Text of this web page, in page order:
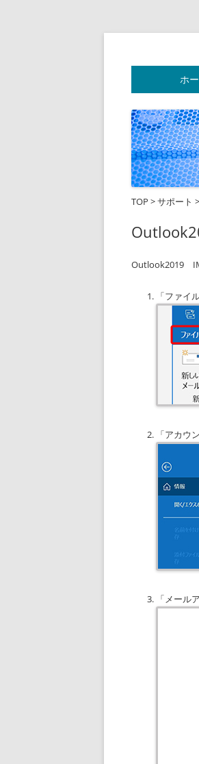
フリー
ホ
TOP >サポート >
Outlook2019
「ファイ
「アカウ
「メール